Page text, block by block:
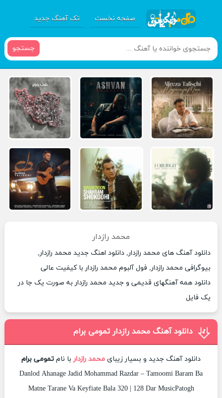
صفحه نخست تک آهنگ جدید
جستجو
محمد رازدار
دانلود آهنگ های محمد رازدار, دانلود اهنگ جدید محمد رازدار,
بیوگرافی محمد رازدار, فول آلبوم محمد رازدار با کیفیت عالی
دانلود همه آهنگهای قدیمی و جدید محمد رازدار به صورت یک جا در
یک فایل
دانلود آهنگ محمد رازدار تمومی برام
دانلود آهنگ جدید و بسیار زیبای محمد رازدار با نام تمومی برام
Danlod Ahanage Jadid Mohammad Razdar – Tamoomi Baram Ba
Matne Tarane Va Keyfiate Bala 320 | 128 Dar MusicPatogh